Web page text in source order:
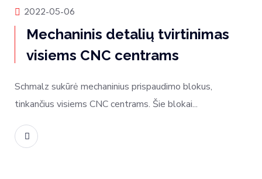
Produktų naujienos
2022-05-06
Mechaninis detalių tvirtinimas
visiems CNC centrams
Schmalz sukūrė mechaninius prispaudimo blokus,
tinkančius visiems CNC centrams. Šie blokai...